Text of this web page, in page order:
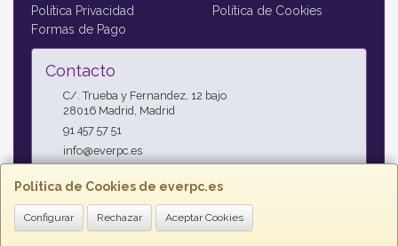
Política de Cookies de everpc.es
Configurar Rechazar Aceptar Cookies
Política Privacidad
Política de Cookies
Formas de Pago
Contacto
C/. Trueba y Fernandez, 12 bajo
28016 Madrid Madrid
91 457 57 51
info@everpc.es
Horario
Horario continuo : Lunes a Jueves 09:00h - 19:00h, Viernes